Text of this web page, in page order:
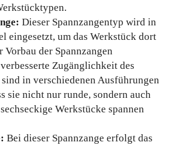
Dieser Spannzangentyp wird in
eingesetzt, um das Werkstück dort
Vorbau der Spannzangen
Zugänglichkeit des
in verschiedenen Ausführungen
sie nicht nur runde, sondern auch
Werkstücke spannen
Bei dieser Spannzange erfolgt das